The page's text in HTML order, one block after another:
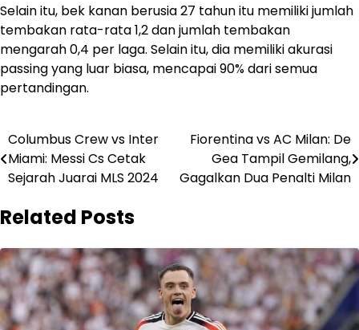
Selain itu, bek kanan berusia 27 tahun itu memiliki jumlah
tembakan rata-rata 1,2 dan jumlah tembakan
mengarah 0,4 per laga. Selain itu, dia memiliki akurasi
passing yang luar biasa, mencapai 90% dari semua
pertandingan.
Post
navigation
Columbus Crew vs Inter
Miami: Messi Cs Cetak
Sejarah Juarai MLS 2024
Fiorentina vs AC Milan: De
Gea Tampil Gemilang,
Gagalkan Dua Penalti Milan
Related Posts